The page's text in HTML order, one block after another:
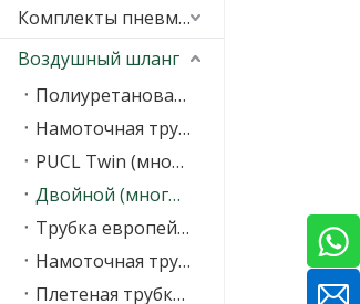
Комплекты пневматической подвески
Воздушный шланг
Полиуретановая трубка (полиэстер, полиуретан)
Намоточная трубка PUC (полиэфирный полиуретан)
PUCL Twin (многорядный) спиральный шланг
Двойной (многорядный) шланг PUS, пучок шлангов
Трубка европейского стандарта (полиуретан на основе эфира, пищевой)
Намоточная трубка EUC
Плетеная трубка PBH/трубка из пряжи